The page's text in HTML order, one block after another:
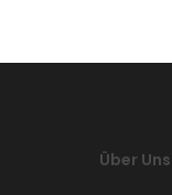
Über Uns